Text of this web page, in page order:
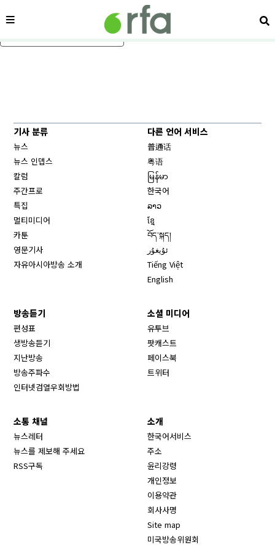
메인 콘텐츠로 건너뛰기
메뉴 검
기사 분류
뉴스
뉴스 인뎁스
칼럼
주간프로
특집
멀티미디어
카툰
영문기사
자유아시아방송 소개
다른 언어 서비스
普通话
粤语
မြန်မာ
한국어
ລາວ
ខ្មែ
བོད་སྐད།
ئۇيغۇر
Tiếng Việt
English
방송듣기
편성표
생방송듣기
지난방송
방송주파수
인터넷검열우회방법
소셜 미디어
유투브
팟캐스트
페이스북
트위터
소통 채널
뉴스레터
뉴스를 제보해 주세요
RSS구독
소개
한국어서비스
주소
윤리강령
개인정보
이용약관
회사사명
Site map
미국방송위원회